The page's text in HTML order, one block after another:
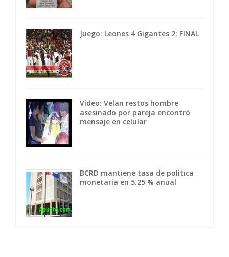
Juego: Leones 4 Gigantes 2; FINAL
Video: Velan restos hombre
asesinado por pareja encontró
mensaje en celular
BCRD mantiene tasa de política
monetaria en 5.25 % anual